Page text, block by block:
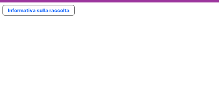
Informativa sulla raccolta